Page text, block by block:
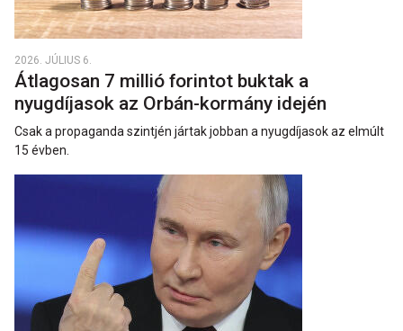
2026. JÚLIUS 6.
Átlagosan 7 millió forintot buktak a
nyugdíjasok az Orbán-kormány idején
Csak a propaganda szintjén jártak jobban a nyugdíjasok az elmúlt
15 évben.